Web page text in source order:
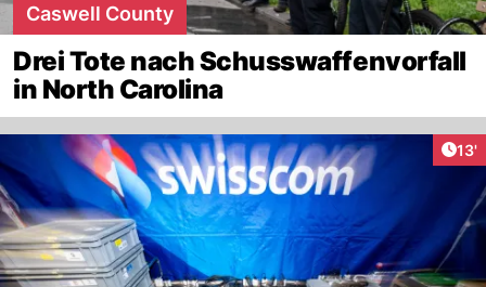
Caswell County
Drei Tote nach Schusswaffenvorfall
in North Carolina
13'